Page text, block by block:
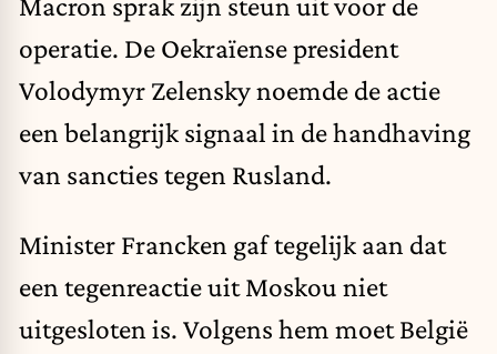
operatie. De Oekraïense president
Volodymyr Zelensky noemde de actie
een belangrijk signaal in de handhaving
van sancties tegen Rusland.
Minister Francken gaf tegelijk aan dat
een tegenreactie uit Moskou niet
uitgesloten is. Volgens hem moet België